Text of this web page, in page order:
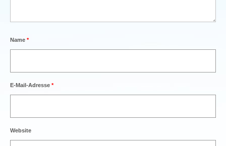
Name *
E-Mail-Adresse *
Website